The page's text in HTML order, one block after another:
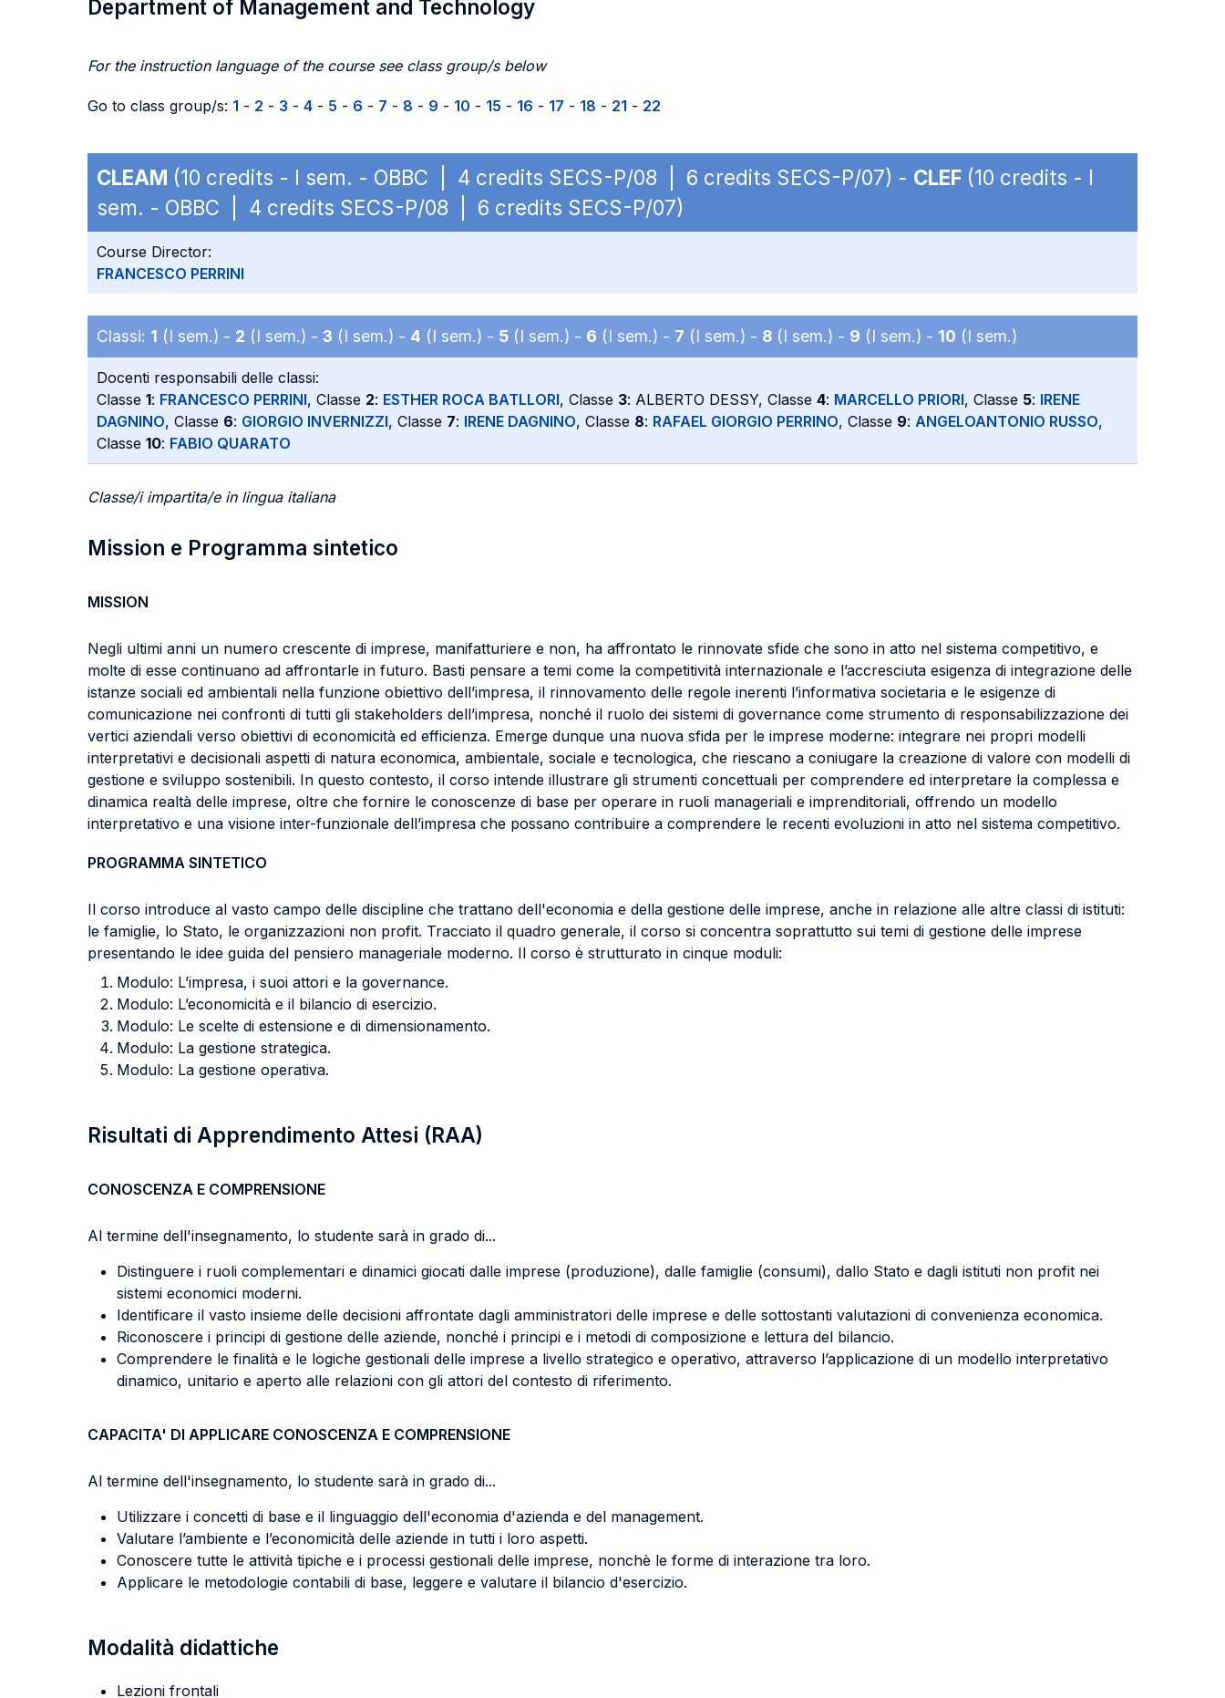
Department of Management and Technology
For the instruction language of the course see class group/s below
Go to class group/s: 1 - 2 - 3 - 4 - 5 - 6 - 7 - 8 - 9 - 10 - 15 - 16 - 17 - 18 - 21 - 22
CLEAM (10 credits - I sem. - OBBC | 4 credits SECS-P/08 | 6 credits SECS-P/07) - CLEF (10 credits - I
sem. - OBBC | 4 credits SECS-P/08 | 6 credits SECS-P/07)
Course Director:
FRANCESCO PERRINI
Classi: 1 (I sem.) - 2 (I sem.) - 3 (I sem.) - 4 (I sem.) - 5 (I sem.) - 6 (I sem.) - 7 (I sem.) - 8 (I sem.) - 9 (I sem.) - 10 (I sem.)
Docenti responsabili delle classi:
Classe 1: FRANCESCO PERRINI, Classe 2: ESTHER ROCA BATLLORI, Classe 3: ALBERTO DESSY, Classe 4: MARCELLO PRIORI, Classe 5: IRENE
DAGNINO, Classe 6: GIORGIO INVERNIZZI, Classe 7: IRENE DAGNINO, Classe 8: RAFAEL GIORGIO PERRINO, Classe 9: ANGELOANTONIO RUSSO,
Classe 10: FABIO QUARATO
Classe/i impartita/e in lingua italiana
Mission e Programma sintetico
MISSION
Negli ultimi anni un numero crescente di imprese, manifatturiere e non, ha affrontato le rinnovate sfide che sono in atto nel sistema competitivo, e
molte di esse continuano ad affrontarle in futuro. Basti pensare a temi come la competitività internazionale e l’accresciuta esigenza di integrazione delle
istanze sociali ed ambientali nella funzione obiettivo dell’impresa, il rinnovamento delle regole inerenti l’informativa societaria e le esigenze di
comunicazione nei confronti di tutti gli stakeholders dell’impresa, nonché il ruolo dei sistemi di governance come strumento di responsabilizzazione dei
vertici aziendali verso obiettivi di economicità ed efficienza. Emerge dunque una nuova sfida per le imprese moderne: integrare nei propri modelli
interpretativi e decisionali aspetti di natura economica, ambientale, sociale e tecnologica, che riescano a coniugare la creazione di valore con modelli di
gestione e sviluppo sostenibili. In questo contesto, il corso intende illustrare gli strumenti concettuali per comprendere ed interpretare la complessa e
dinamica realtà delle imprese, oltre che fornire le conoscenze di base per operare in ruoli manageriali e imprenditoriali, offrendo un modello
interpretativo e una visione inter-funzionale dell’impresa che possano contribuire a comprendere le recenti evoluzioni in atto nel sistema competitivo.
PROGRAMMA SINTETICO
Il corso introduce al vasto campo delle discipline che trattano dell'economia e della gestione delle imprese, anche in relazione alle altre classi di istituti:
le famiglie, lo Stato, le organizzazioni non profit. Tracciato il quadro generale, il corso si concentra soprattutto sui temi di gestione delle imprese
presentando le idee guida del pensiero manageriale moderno. Il corso è strutturato in cinque moduli:
Modulo: L’impresa, i suoi attori e la governance.
Modulo: L’economicità e il bilancio di esercizio.
Modulo: Le scelte di estensione e di dimensionamento.
Modulo: La gestione strategica.
Modulo: La gestione operativa.
Risultati di Apprendimento Attesi (RAA)
CONOSCENZA E COMPRENSIONE
Al termine dell'insegnamento, lo studente sarà in grado di...
Distinguere i ruoli complementari e dinamici giocati dalle imprese (produzione), dalle famiglie (consumi), dallo Stato e dagli istituti non profit nei
sistemi economici moderni.
Identificare il vasto insieme delle decisioni affrontate dagli amministratori delle imprese e delle sottostanti valutazioni di convenienza economica.
Riconoscere i principi di gestione delle aziende, nonché i principi e i metodi di composizione e lettura del bilancio.
Comprendere le finalità e le logiche gestionali delle imprese a livello strategico e operativo, attraverso l’applicazione di un modello interpretativo
dinamico, unitario e aperto alle relazioni con gli attori del contesto di riferimento.
CAPACITA' DI APPLICARE CONOSCENZA E COMPRENSIONE
Al termine dell'insegnamento, lo studente sarà in grado di...
Utilizzare i concetti di base e il linguaggio dell'economia d'azienda e del management.
Valutare l’ambiente e l’economicità delle aziende in tutti i loro aspetti.
Conoscere tutte le attività tipiche e i processi gestionali delle imprese, nonchè le forme di interazione tra loro.
Applicare le metodologie contabili di base, leggere e valutare il bilancio d'esercizio.
Modalità didattiche
Lezioni frontali